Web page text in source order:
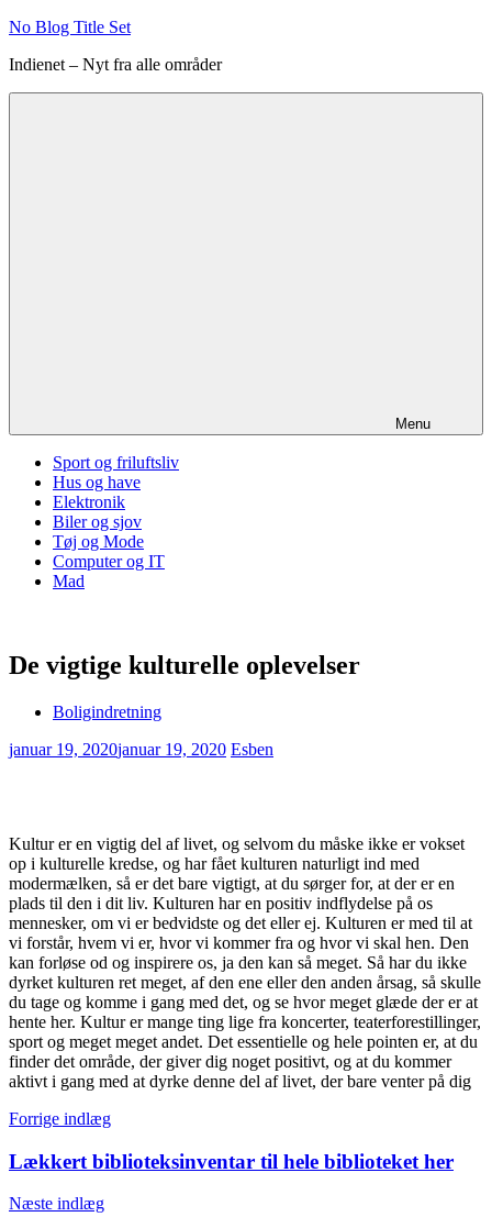
Videre
indhold
No Blog Title Set
Indienet – Nyt fra alle områder
Menu
Sport og friluftsliv
Hus og have
Elektronik
Biler og sjov
Tøj og Mode
Computer og IT
Mad
De vigtige kulturelle oplevelser
Boligindretning
januar 19, 2020januar 19, 2020 Esben
Kultur er en vigtig del af livet, og selvom du måske ikke er vokset
op i kulturelle kredse, og har fået kulturen naturligt ind med
modermælken, så er det bare vigtigt, at du sørger for, at der er en
plads til den i dit liv. Kulturen har en positiv indflydelse på os
mennesker, om vi er bedvidste og det eller ej. Kulturen er med til at
vi forstår, hvem vi er, hvor vi kommer fra og hvor vi skal hen. Den
kan forløse od og inspirere os, ja den kan så meget. Så har du ikke
dyrket kulturen ret meget, af den ene eller den anden årsag, så skulle
du tage og komme i gang med det, og se hvor meget glæde der er at
hente her. Kultur er mange ting lige fra koncerter, teaterforestillinger,
sport og meget meget andet. Det essentielle og hele pointen er, at du
finder det område, der giver dig noget positivt, og at du kommer
aktivt i gang med at dyrke denne del af livet, der bare venter på dig
Indlægsnavigation
Forrige indlæg
Lækkert biblioteksinventar til hele biblioteket her
Næste indlæg